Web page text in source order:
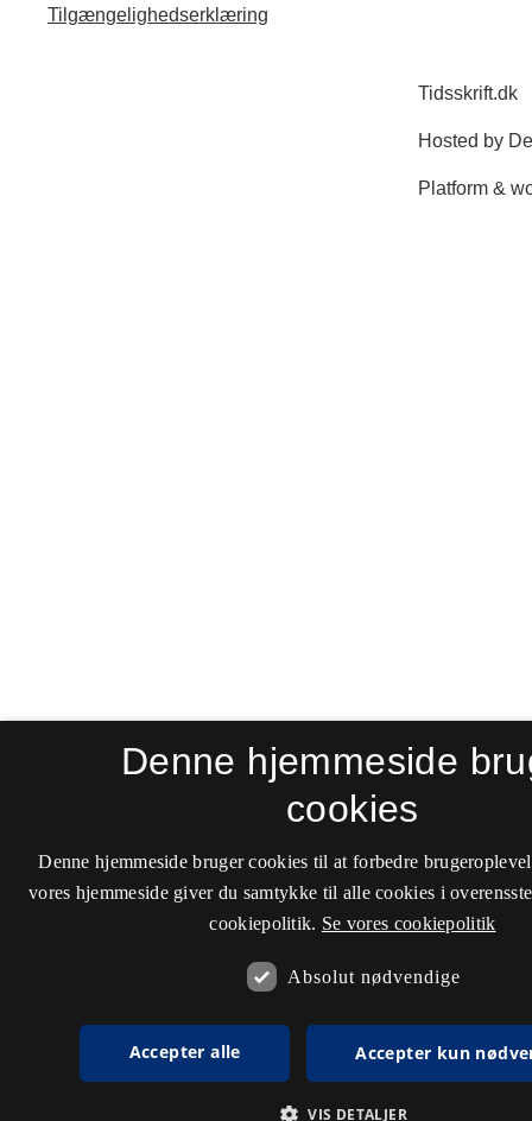
Tilgængelighedserklæring
Denne hjemmeside
cookies
Denne hjemmeside bruger cookies til at forbedre
vores hjemmeside giver du samtykke til alle cookies i
cookiepolitik. Se vores cookiepolitik
Absolut nødvendige
Accepter alle Accepter kun
VIS DETALJER